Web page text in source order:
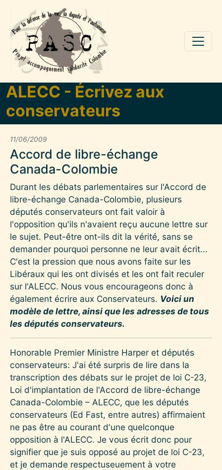
Aller au contenu principal
ALECC - Écrivez aux
conservateurs
11/06/2009
Accord de libre-échange
Canada-Colombie
Durant les débats parlementaires sur l'Accord de
libre-échange Canada-Colombie, plusieurs
députés conservateurs ont fait valoir à
l'opposition qu'ils n'avaient reçu aucune lettre sur
le sujet. Peut-être ont-ils dit la vérité, sans se
demander pourquoi personne ne leur avait écrit...
C'est la pression que nous avons faite sur les
Libéraux qui les ont divisés et les ont fait reculer
sur l'ALECC. Nous vous encourageons donc à
également écrire aux Conservateurs. Voici un
modèle de lettre, ainsi que les adresses de tous
les députés conservateurs.
Honorable Premier Ministre Harper et députés
conservateurs: J'ai été surpris de lire dans la
transcription des débats sur le projet de loi C-23,
Loi d'implantation de l'Accord de libre-échange
Canada-Colombie – ALECC, que les députés
conservateurs (Ed Fast, entre autres) affirmaient
ne pas être au courant d'une quelconque
opposition à l'ALECC. Je vous écrit donc pour
signifier que je suis opposé au projet de loi C-23,
et je demande respectuseuement à votre